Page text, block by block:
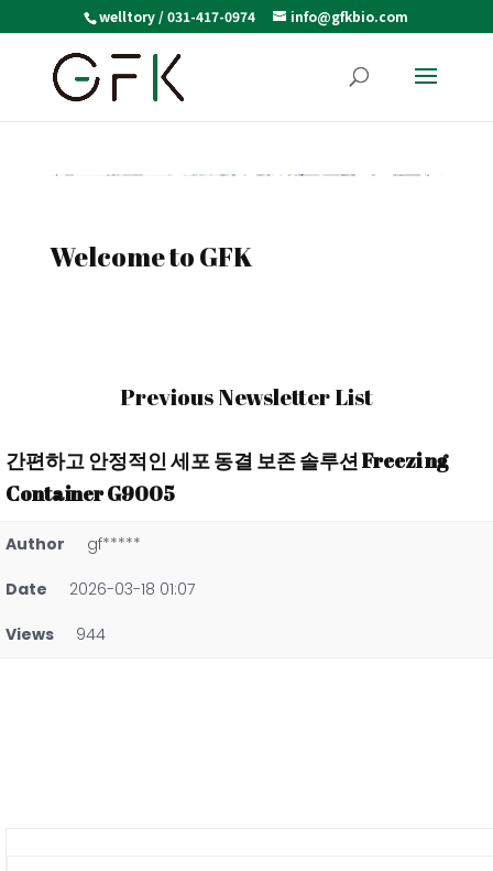
welltory / 031-417-0974 info@gfkbio.com
Welcome to GFK
Previous Newsletter List
간편하고 안정적인 세포 동결 보존 솔루션 Freezi ng
Container G9005
Author gf*****
Date 2026-03-18 01:07
Views 944